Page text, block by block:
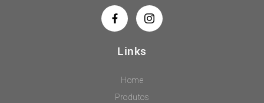
Links
Home
Produtos